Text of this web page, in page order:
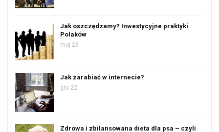
Jak oszczędzamy? Inwestycyjne praktyki
Polaków
maj 29
Jak zarabiać w internecie?
gru 22
Zdrowa i zbilansowana dieta dla psa – czyli